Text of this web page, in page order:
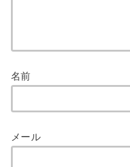
名前
メール